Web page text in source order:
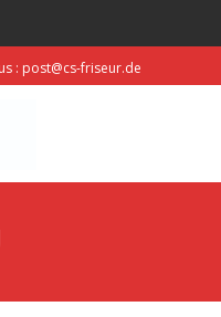
: post@cs-friseur.de